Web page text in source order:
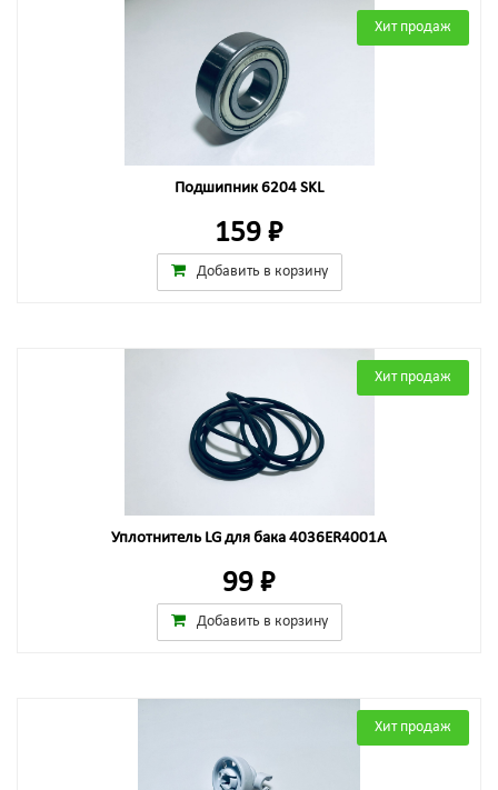
Хит продаж
Подшипник 6204 SKL
159 ₽
Добавить в корзину
Хит продаж
Уплотнитель LG для бака 4036ER4001A
99 ₽
Добавить в корзину
Хит продаж